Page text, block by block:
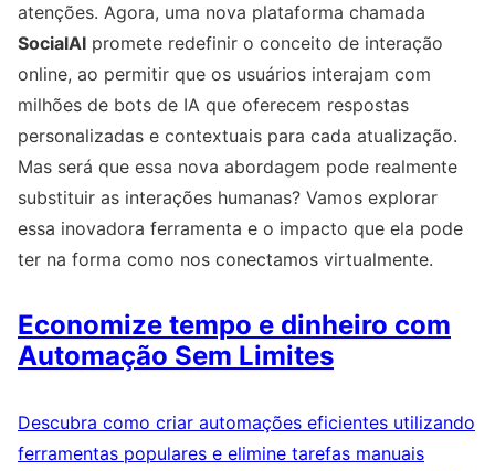
atenções. Agora, uma nova plataforma chamada
SocialAI promete redefinir o conceito de interação
online, ao permitir que os usuários interajam com
milhões de bots de IA que oferecem respostas
personalizadas e contextuais para cada atualização.
Mas será que essa nova abordagem pode realmente
substituir as interações humanas? Vamos explorar
essa inovadora ferramenta e o impacto que ela pode
ter na forma como nos conectamos virtualmente.
Economize tempo e dinheiro com
Automação Sem Limites
Descubra como criar automações eficientes utilizando
ferramentas populares e elimine tarefas manuais